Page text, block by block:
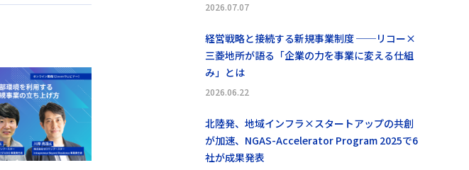
2026.07.07
経営戦略と接続する新規事業制度 ──リコー×
三菱地所が語る「企業の力を事業に変える仕組
み」とは
2026.06.22
北陸発、地域インフラ×スタートアップの共創
が加速、NGAS-Accelerator Program 2025で6
社が成果発表